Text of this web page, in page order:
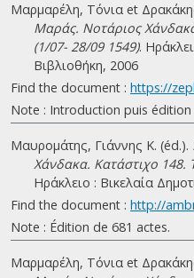
Μαρμαρέλη, Τόνια et
Μαράς. Νοτάριος
(1/07- 28/09 1549).
Βιβλιοθήκη, 2006
Find the document : https://
Note : Introduction puis
Μαυρομάτης, Γιάννης Κ. (éd.).
Χάνδακα. Κατάστιχο 148.
Ηράκλειο : Βικελαία
Find the document : http://
Note : Édition de 681 actes.
Μαρμαρέλη, Τόνια et